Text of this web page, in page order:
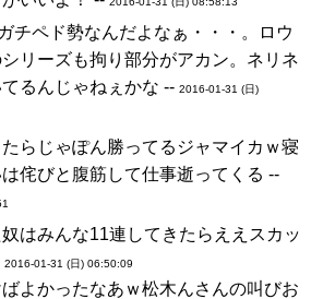
チペド勢なんだよなぁ・・・。ロウ
リーズも拘り部分がアカン。ネリネ
るんじゃねぇかな -- 2016-01-31 (日)
らじゃぽん勝ってるジャマイカｗ寝
侘びと腹筋して仕事逝ってくる --
はみんな11連してきたらええスカッ
2016-01-31 (日) 06:50:09
よかったなあｗ松木んさんの叫びお